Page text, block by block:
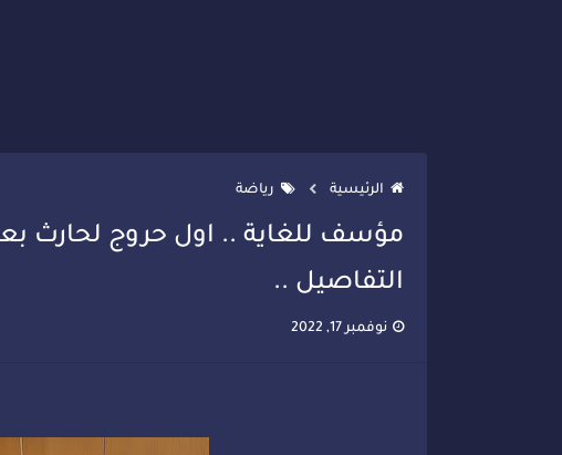
الرئيسية رياضة
مؤسف للغاية .. اول حروج لحارث
التفاصيل ..
نوفمبر 17, 2022